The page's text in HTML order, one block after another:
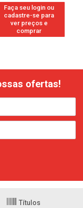
Faça seu login ou
cadastre-se para
ver preços e
comprar
ofertas!
Títulos